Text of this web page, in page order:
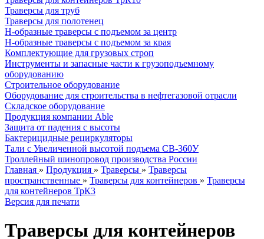
Траверсы для труб
Траверсы для полотенец
Н-образные траверсы с подъемом за центр
Н-образные траверсы с подъемом за края
Комплектующие для грузовых строп
Инструменты и запасные части к грузоподъемному
оборудованию
Строительное оборудование
Оборудование для строительства в нефтегазовой отрасли
Складское оборудование
Продукция компании Able
Защита от падения с высоты
Бактерицидные рециркуляторы
Тали с Увеличенной высотой подъема СВ-360У
Троллейный шинопровод производства России
Главная » Продукция » Траверсы » Траверсы
пространственные » Траверсы для контейнеров » Траверсы
для контейнеров ТрК3
Версия для печати
Траверсы для контейнеров